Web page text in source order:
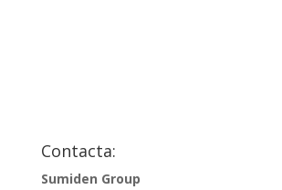
Contacta:
Sumiden Group